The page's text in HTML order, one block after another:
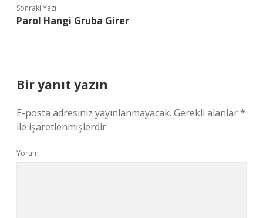
Sonraki Yazı
Parol Hangi Gruba Girer
Bir yanıt yazın
E-posta adresiniz yayınlanmayacak. Gerekli alanlar*
ile işaretlenmişlerdir
Yorum